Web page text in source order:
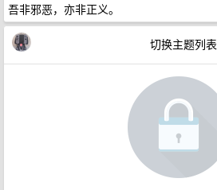
吾非邪恶，亦非正义。
切换主题列表